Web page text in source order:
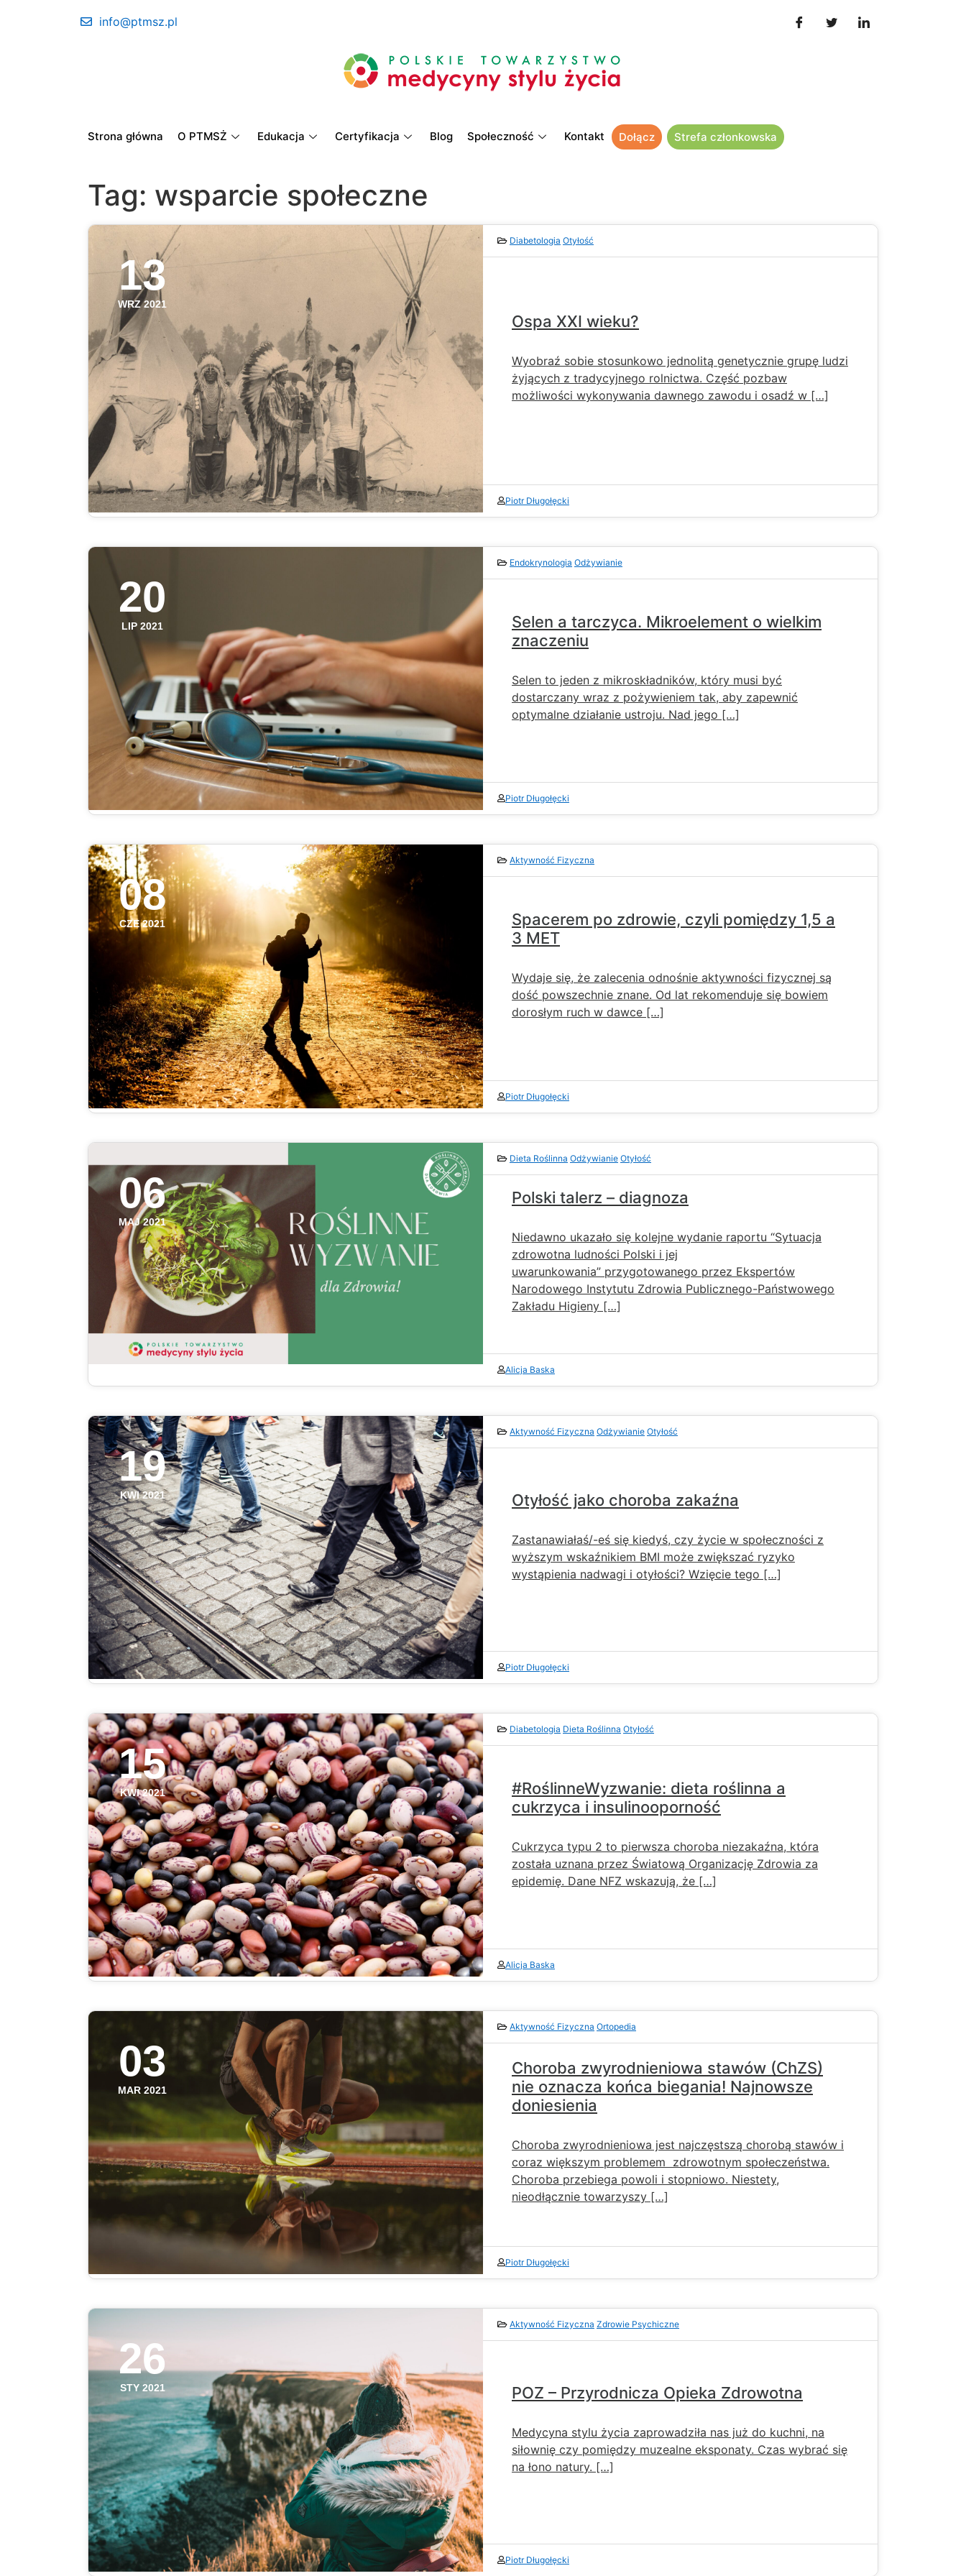
info@ptmsz.pl
Strona główna O PTMSŻ Edukacja Certyfikacja Blog Społeczność Kontakt Dołącz Strefa członkowska
Tag: wsparcie społeczne
13
WRZ 2021
Diabetologia Otyłość
Ospa XXI wieku?
Wyobraź sobie stosunkowo jednolitą genetycznie grupę ludzi
żyjących z tradycyjnego rolnictwa. Część pozbaw
możliwości wykonywania dawnego zawodu i osadź w […]
Piotr Długołęcki
20
LIP 2021
Endokrynologia Odżywianie
Selen a tarczyca. Mikroelement o wielkim
znaczeniu
Selen to jeden z mikroskładników, który musi być
dostarczany wraz z pożywieniem tak, aby zapewnić
optymalne działanie ustroju. Nad jego […]
Piotr Długołęcki
08
CZE 2021
Aktywność Fizyczna
Spacerem po zdrowie, czyli pomiędzy 1,5 a
3 MET
Wydaje się, że zalecenia odnośnie aktywności fizycznej są
dość powszechnie znane. Od lat rekomenduje się bowiem
dorosłym ruch w dawce […]
Piotr Długołęcki
06
MAJ 2021
Dieta Roślinna Odżywianie Otyłość
Polski talerz – diagnoza
Niedawno ukazało się kolejne wydanie raportu “Sytuacja
zdrowotna ludności Polski i jej
uwarunkowania” przygotowanego przez Ekspertów
Narodowego Instytutu Zdrowia Publicznego-Państwowego
Zakładu Higieny […]
Alicja Baska
19
KWI 2021
Aktywność Fizyczna Odżywianie Otyłość
Otyłość jako choroba zakaźna
Zastanawiałaś/-eś się kiedyś, czy życie w społeczności z
wyższym wskaźnikiem BMI może zwiększać ryzyko
wystąpienia nadwagi i otyłości? Wzięcie tego […]
Piotr Długołęcki
15
KWI 2021
Diabetologia Dieta Roślinna Otyłość
#RoślinneWyzwanie: dieta roślinna a
cukrzyca i insulinooporność
Cukrzyca typu 2 to pierwsza choroba niezakaźna, która
została uznana przez Światową Organizację Zdrowia za
epidemię. Dane NFZ wskazują, że […]
Alicja Baska
03
MAR 2021
Aktywność Fizyczna Ortopedia
Choroba zwyrodnieniowa stawów (ChZS)
nie oznacza końca biegania! Najnowsze
doniesienia
Choroba zwyrodnieniowa jest najczęstszą chorobą stawów i
coraz większym problemem zdrowotnym społeczeństwa.
Choroba przebiega powoli i stopniowo. Niestety,
nieodłącznie towarzyszy […]
Piotr Długołęcki
26
STY 2021
Aktywność Fizyczna Zdrowie Psychiczne
POZ – Przyrodnicza Opieka Zdrowotna
Medycyna stylu życia zaprowadziła nas już do kuchni, na
siłownię czy pomiędzy muzealne eksponaty. Czas wybrać się
na łono natury. […]
Piotr Długołęcki